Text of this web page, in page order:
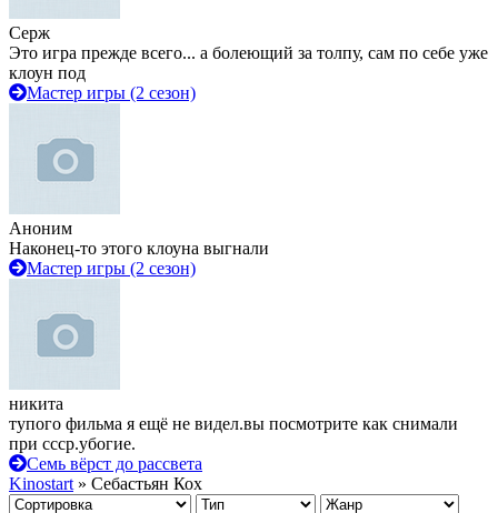
Серж
Это игра прежде всего... а болеющий за толпу, сам по себе уже
клоун под
Мастер игры (2 сезон)
Аноним
Наконец-то этого клоуна выгнали
Мастер игры (2 сезон)
никита
тупого фильма я ещё не видел.вы посмотрите как снимали
при ссср.убогие.
Семь вёрст до рассвета
Kinostart » Себастьян Кох